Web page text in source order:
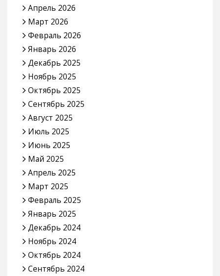
Апрель 2026
Март 2026
Февраль 2026
Январь 2026
Декабрь 2025
Ноябрь 2025
Октябрь 2025
Сентябрь 2025
Август 2025
Июль 2025
Июнь 2025
Май 2025
Апрель 2025
Март 2025
Февраль 2025
Январь 2025
Декабрь 2024
Ноябрь 2024
Октябрь 2024
Сентябрь 2024